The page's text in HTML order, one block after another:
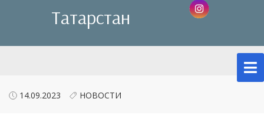
Татарстан
14.09.2023 НОВОСТИ